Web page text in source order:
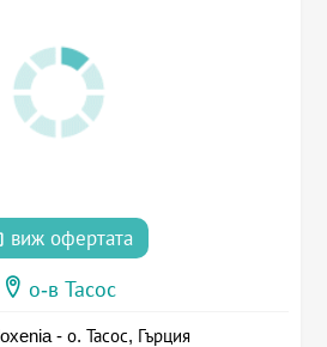
виж офертата
о-в Тасос
- о. Тасос, Гърция